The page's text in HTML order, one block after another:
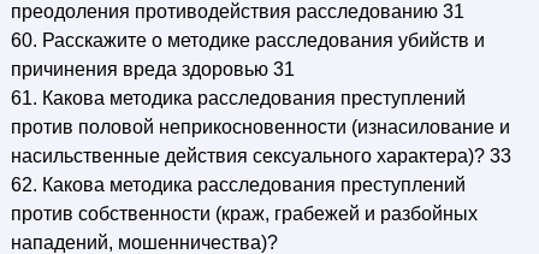
преодоления противодействия расследованию 31
60. Расскажите о методике расследования убийств и
причинения вреда здоровью 31
61. Какова методика расследования преступлений
против половой неприкосновенности (изнасилование и
насильственные действия сексуального характера)? 33
62. Какова методика расследования преступлений
против собственности (краж, грабежей и разбойных
нападений, мошенничества)?